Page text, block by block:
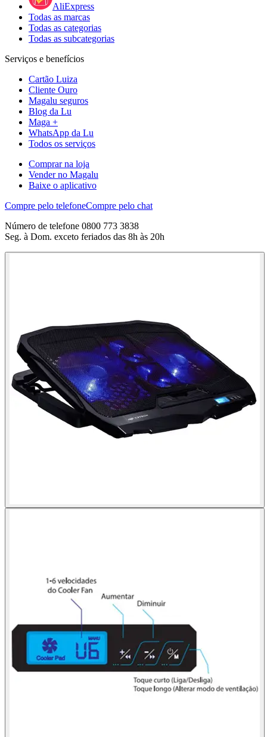
AliExpress
Todas as marcas
Todas as categorias
Todas as subcategorias
Serviços e benefícios
Cartão Luiza
Cliente Ouro
Magalu seguros
Blog da Lu
Maga +
WhatsApp da Lu
Todos os serviços
Comprar na loja
Vender no Magalu
Baixe o aplicativo
Compre pelo telefoneCompre pelo chat
Número de telefone 0800 773 3838
Seg. à Dom. exceto feriados das 8h às 20h